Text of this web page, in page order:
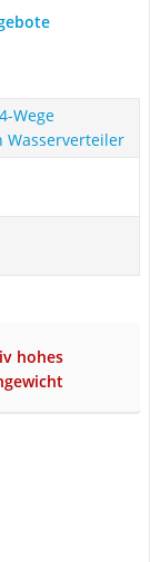
Wege
Wasserverteiler
hohes